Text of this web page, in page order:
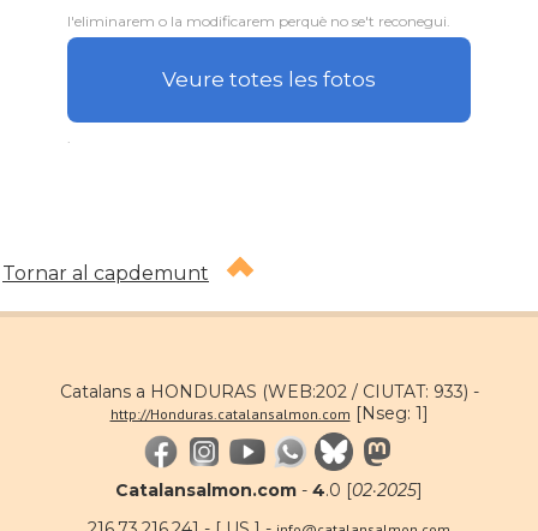
l'eliminarem o la modificarem perquè no se't reconegui.
Veure totes les fotos
Tornar al capdemunt
Catalans a HONDURAS (WEB:202 / CIUTAT: 933) -
http://Honduras.catalansalmon.com [Nseg: 1]
Catalansalmon.com - 4.0 [02·2025]